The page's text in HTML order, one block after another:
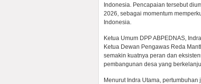
Indonesia. Pencapaian tersebut
2026, sebagai momentum
Indonesia.
Ketua Umum DPP ABPEDNAS,
Ketua Dewan Pengawas Reda
semakin kuatnya peran dan
pembangunan desa yang
Menurut Indra Utama,